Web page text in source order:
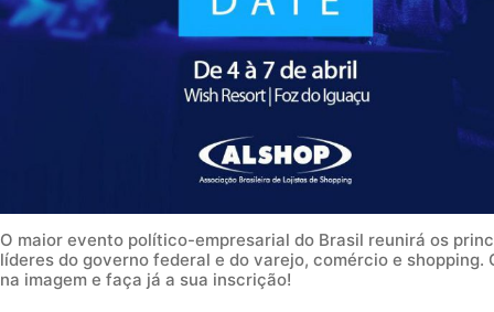
O maior evento político-empresarial do Brasil reunirá os
líderes do governo federal e do varejo, comércio e shopping.
na imagem e faça já a sua inscrição!